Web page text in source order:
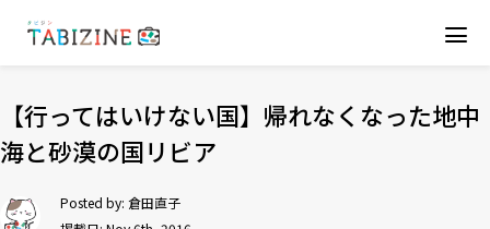
【行ってはいけない国】帰れなくなった地中
海と砂漠の国リビア
Posted by: 倉田直子